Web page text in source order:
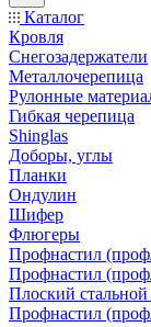
Каталог
Кровля
Снегозадержатели
Металлочерепица
Рулонные
Гибкая черепица
Shinglas
Доборы, углы
Планки
Ондулин
Шифер
Флюгеры
Профнастил
Профнастил
Плоский стальной
Профнастил